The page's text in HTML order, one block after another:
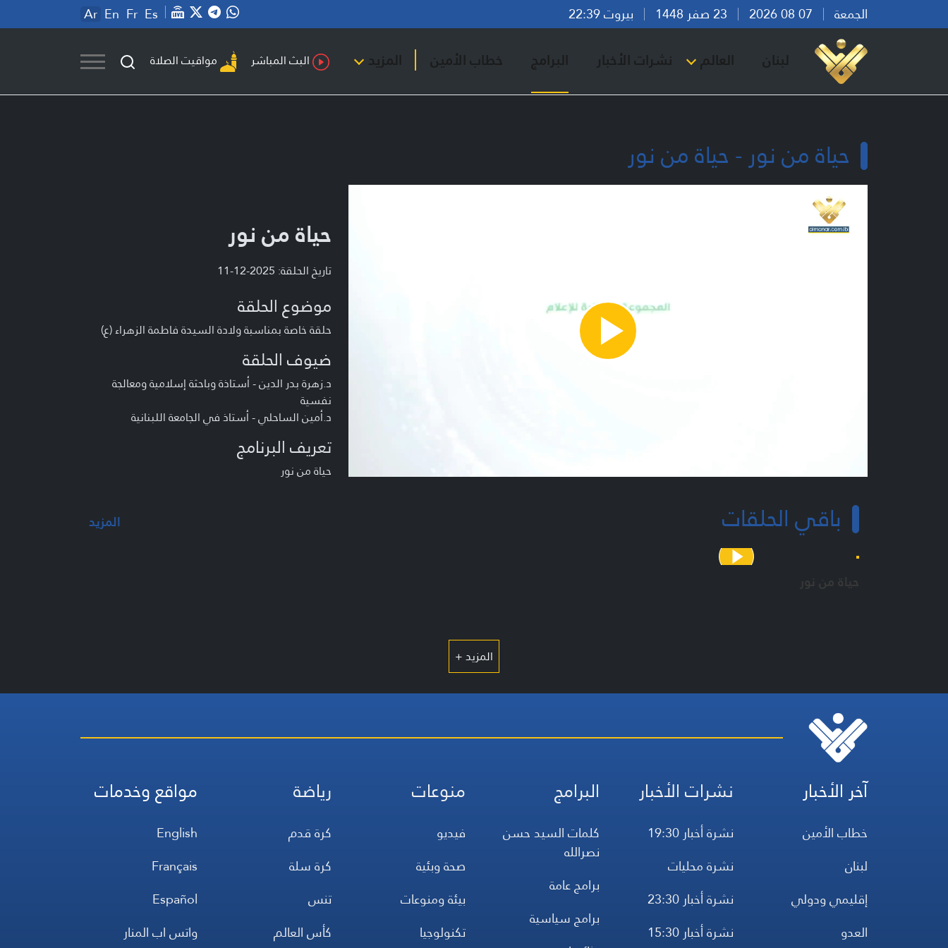
الجمعة بيروت 22:39 Ar En Fr Es
لبنان العالم نشرات الأخبار البرامج خطاب الأمين المزيد البث المباشر مواقيت الصلاة
حياة من نور - حياة من نور
Play
Video
حياة من نور
تاريخ الحلقة: 2025-12-11
موضوع الحلقة
حلقة خاصة بمناسبة ولادة السيدة فاطمة الزهراء (ع)
ضيوف الحلقة
د.زهرة بدر الدين - أستاذة وباحثة إسلامية ومعالجة
نفسية
د.أمين الساحلي - أستاذ في الجامعة اللبنانية
تعريف البرنامج
حياة من نور
باقي الحلقات المزيد
حياة من نور
المزيد +
آخر الأخبار
خطاب الأمين
لبنان
إقليمي ودولي
العدو
نشرات الأخبار
نشرة أخبار 19:30
نشرة محليات
نشرة أخبار 23:30
نشرة أخبار 15:30
البرامج
كلمات السيد حسن
نصرالله
برامج عامة
برامج سياسية
منوعات
فيديو
صحة وبئية
بيئة ومنوعات
تكنولوجيا
رياضة
كرة قدم
كرة سلة
تنس
كأس العالم
مواقع وخدمات
English
Français
Español
واتس اب المنار